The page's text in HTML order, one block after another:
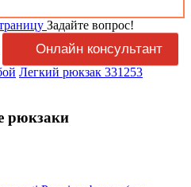
Задайте вопрос!
Онлайн консультант
Легкий рюкзак 331253
рюкзаки